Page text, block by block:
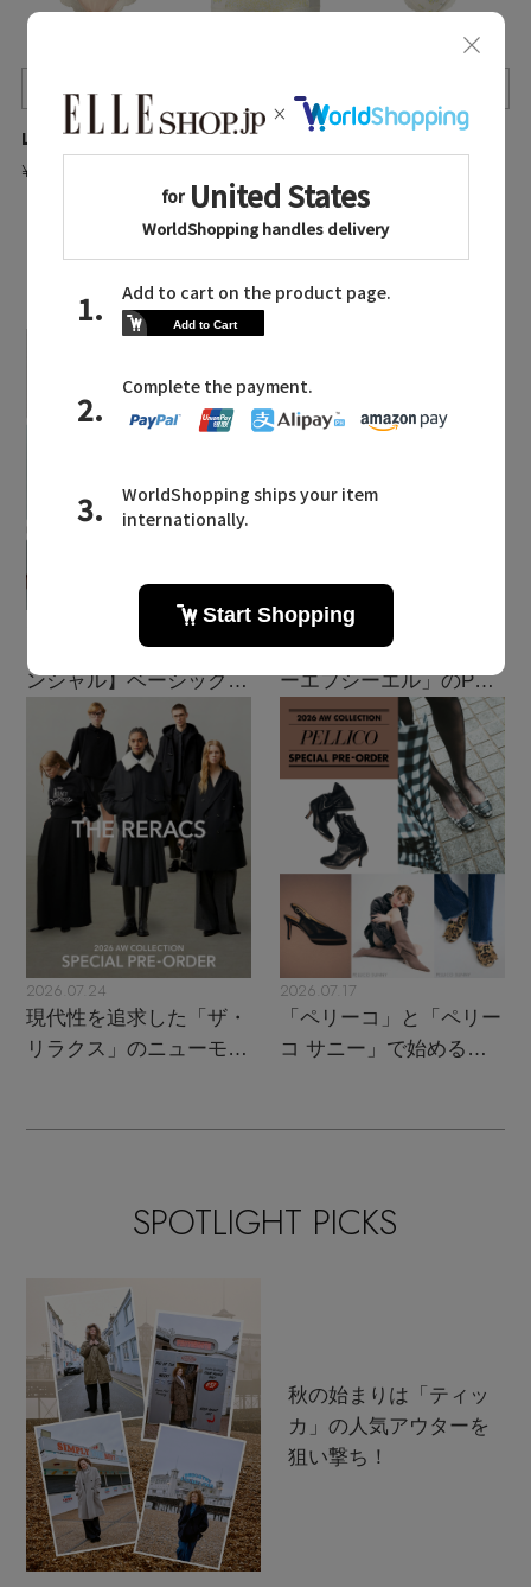
Quick View
L’ANGELIQUE/ランジェリーク
¥8,250
KID BLUE/キッドブルー
¥4,400 20%OFF
¥4,400 20%OFF
LATEST TOPICS
【エディターズ・エッセ
ンシャル】ベーシックと
トレンドが交差する16の
2026.07.28
主役級ニットが揃う「シ
ーエフシーエル」のPOP
UPがスタート
2026.07.24
現代性を追求した「ザ・
リラクス」のニューモダ
2026.07.17
「ペリーコ」と「ペリー
コ サニー」で始める秋
SPOTLIGHT PICKS
秋の始まりは「ティッ
カ」の人気アウターを
狙い撃ち！